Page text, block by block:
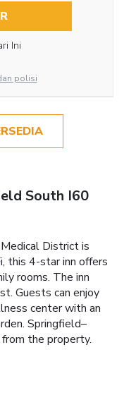
Ini
polisi
South I60
District is
this 4-star inn offers
rooms. The inn
Guests can enjoy
center with an
Springfield–
the property.